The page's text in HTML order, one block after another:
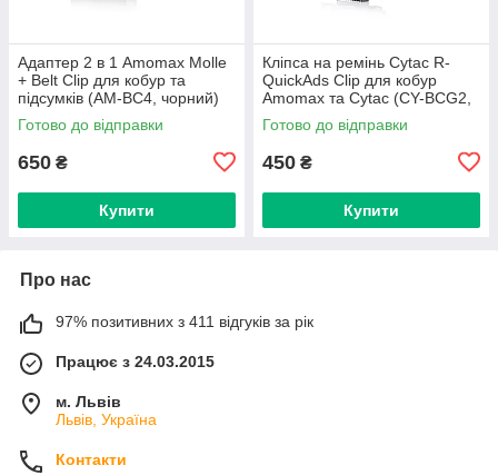
Адаптер 2 в 1 Amomax Molle
+ Belt Clip для кобур та
підсумків (AM-BC4, чорний)
Готово до відправки
650 ₴
Купити
Кліпса на ремінь Cytac R-
QuickAds Clip для кобур
Amomax та Cytac (CY-BCG2,
чорна)
Готово до відправки
450 ₴
Купити
Про нас
97% позитивних з 411 відгуків за рік
Працює з 24.03.2015
м. Львів
Львів, Україна
Контакти